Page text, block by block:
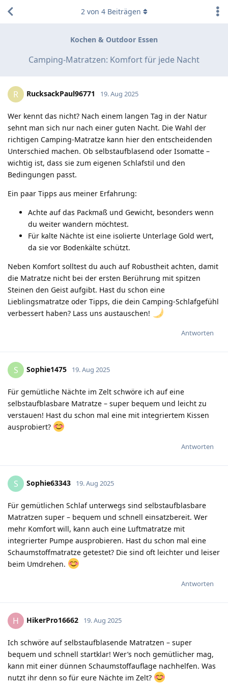
Kochen & Outdoor Essen
Camping-Matratzen: Komfort für jede Nacht
2von 4Beiträgen
R RucksackPaul96771 19. Aug 2025
Wer kennt das nicht? Nach einem langen Tag in der Natur
sehnt man sich nur nach einer guten Nacht. Die Wahl der
richtigen Camping-Matratze kann hier den entscheidenden
Unterschied machen. Ob selbstaufblasend oder Isomatte –
wichtig ist, dass sie zum eigenen Schlafstil und den
Bedingungen passt.
Ein paar Tipps aus meiner Erfahrung:
Achte auf das Packmaß und Gewicht, besonders wenn
du weiter wandern möchtest.
Für kalte Nächte ist eine isolierte Unterlage Gold wert,
da sie vor Bodenkälte schützt.
Neben Komfort solltest du auch auf Robustheit achten, damit
die Matratze nicht bei der ersten Berührung mit spitzen
Steinen den Geist aufgibt. Hast du schon eine
Lieblingsmatratze oder Tipps, die dein Camping-Schlafgefühl
verbessert haben? Lass uns austauschen!
Antworten
S Sophie1475 19. Aug 2025
Für gemütliche Nächte im Zelt schwöre ich auf eine
selbstaufblasbare Matratze – super bequem und leicht zu
verstauen! Hast du schon mal eine mit integriertem Kissen
ausprobiert?
Antworten
S Sophie63343 19. Aug 2025
Für gemütlichen Schlaf unterwegs sind selbstaufblasbare
Matratzen super – bequem und schnell einsatzbereit. Wer
mehr Komfort will, kann auch eine Luftmatratze mit
integrierter Pumpe ausprobieren. Hast du schon mal eine
Schaumstoffmatratze getestet? Die sind oft leichter und leiser
beim Umdrehen.
Antworten
H HikerPro16662 19. Aug 2025
Ich schwöre auf selbstaufblasende Matratzen – super
bequem und schnell startklar! Wer’s noch gemütlicher mag,
kann mit einer dünnen Schaumstoffauflage nachhelfen. Was
nutzt ihr denn so für eure Nächte im Zelt?